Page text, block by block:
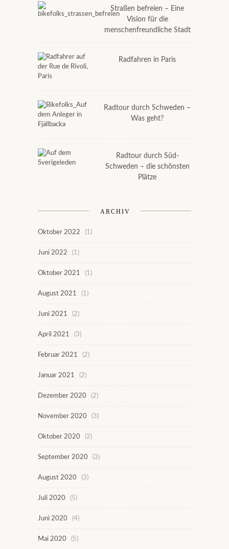
Straßen befreien – Eine
Vision für die
menschenfreundliche Stadt
Radfahren in Paris
Radtour durch Schweden –
Was geht?
Radtour durch Süd-
Schweden – die schönsten
Plätze
ARCHIV
Oktober 2022 (1)
Juni 2022 (1)
Oktober 2021 (1)
August 2021 (1)
Juni 2021 (2)
April 2021 (3)
Februar 2021 (2)
Januar 2021 (2)
Dezember 2020 (2)
November 2020 (3)
Oktober 2020 (2)
September 2020 (3)
August 2020 (3)
Juli 2020 (5)
Juni 2020 (4)
Mai 2020 (5)